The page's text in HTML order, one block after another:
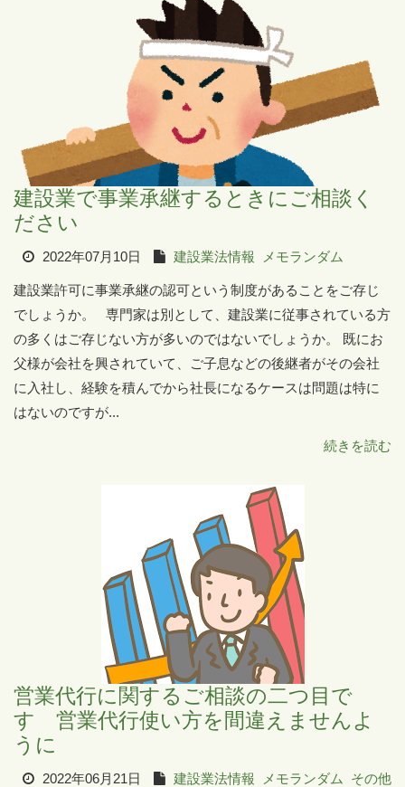
建設業で事業承継するときにご相談く
ださい
2022年07月10日 建設業法情報 メモランダム
建設業許可に事業承継の認可という制度があることをご存じ
でしょうか。 専門家は別として、建設業に従事されている方
の多くはご存じない方が多いのではないでしょうか。 既にお
父様が会社を興されていて、ご子息などの後継者がその会社
に入社し、経験を積んでから社長になるケースは問題は特に
はないのですが...
続きを読む
営業代行に関するご相談の二つ目で
す 営業代行使い方を間違えませんよ
うに
2022年06月21日 建設業法情報 メモランダム
その他